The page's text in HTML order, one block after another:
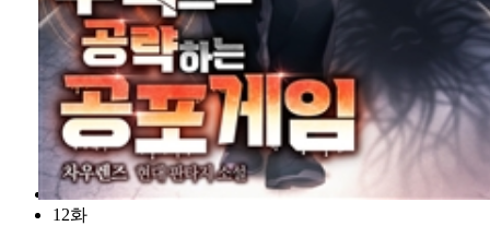
12화